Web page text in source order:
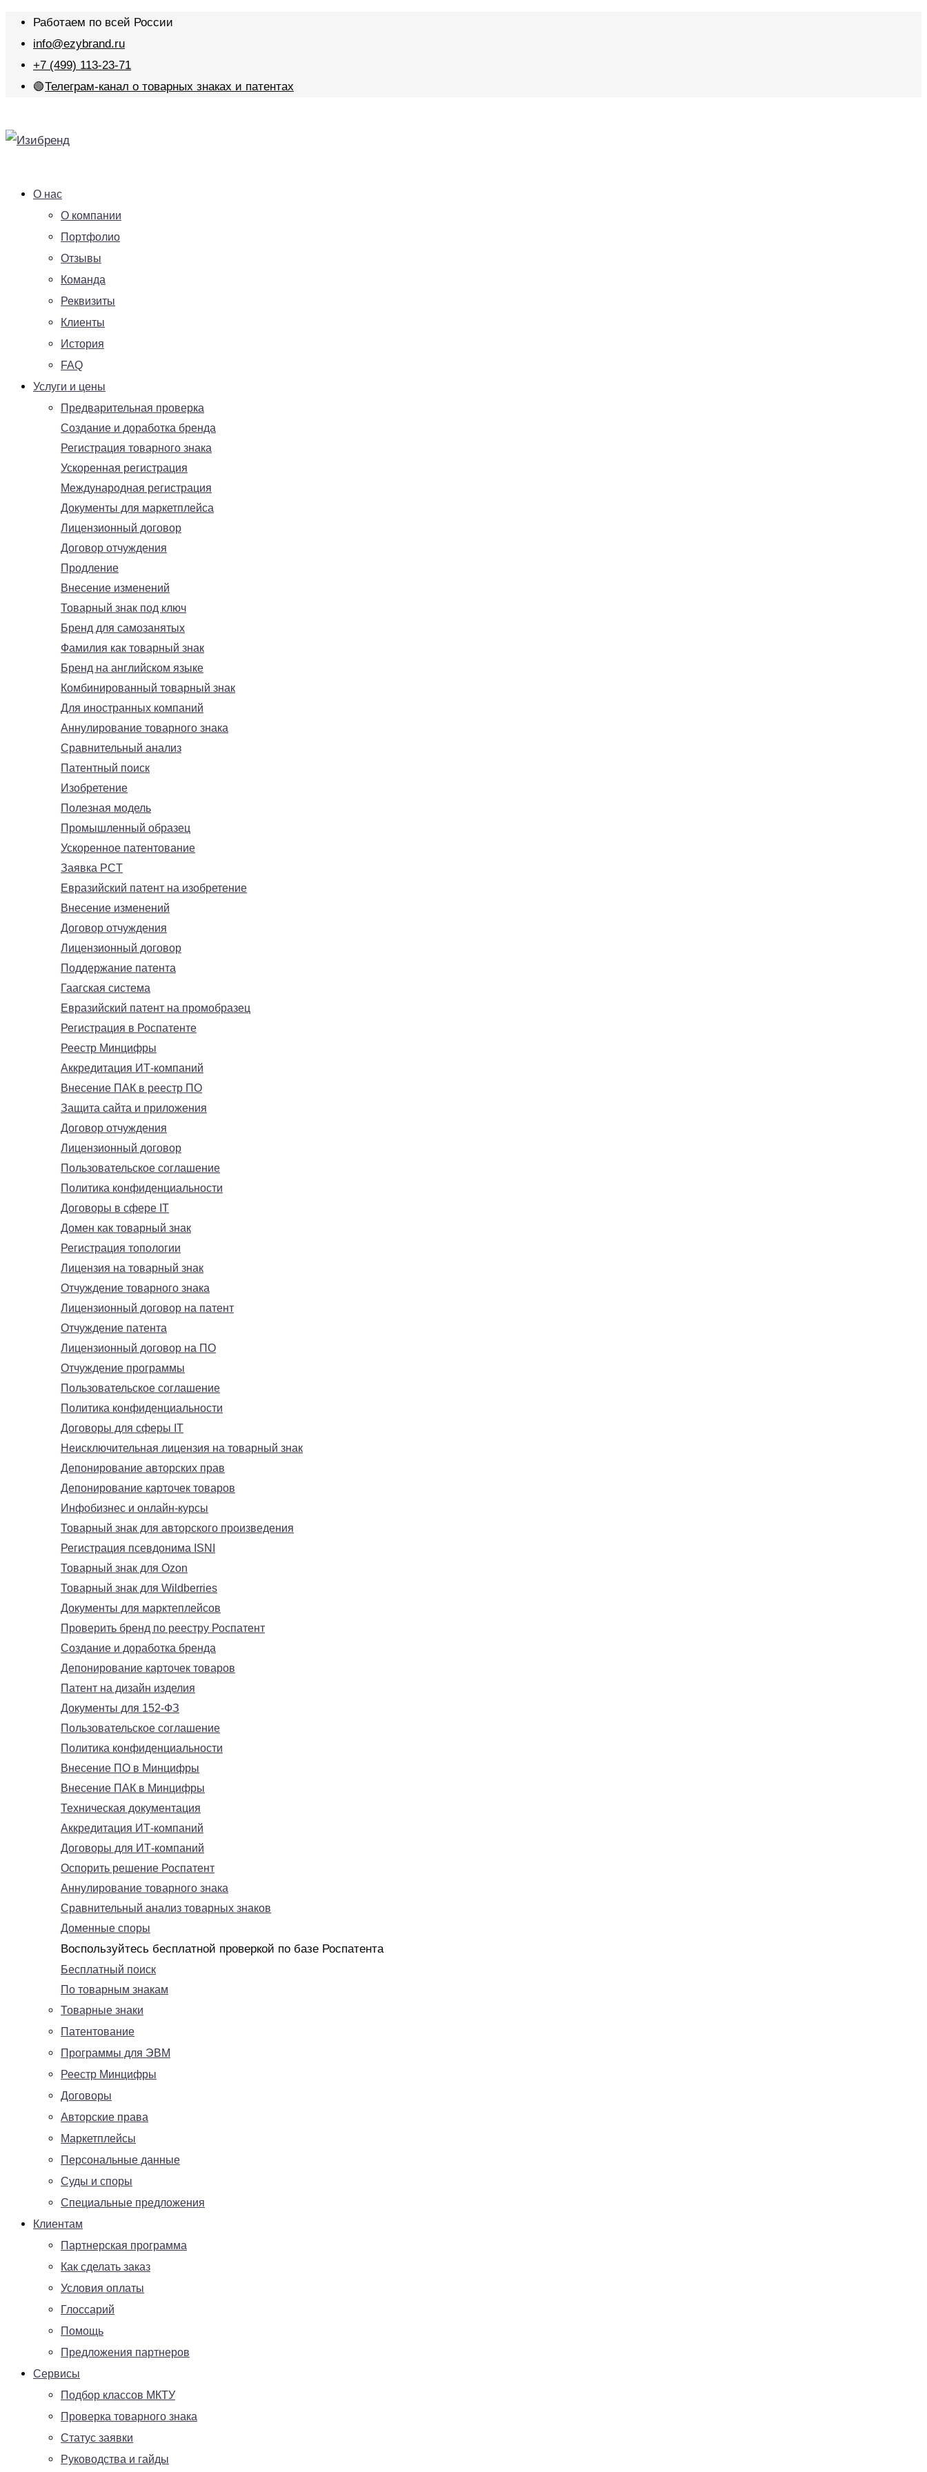
Работаем по всей России
info@ezybrand.ru
+7 (499) 113-23-71
🟢Телеграм-канал о товарных знаках и патентах
О нас
О компании
Портфолио
Отзывы
Команда
Реквизиты
Клиенты
История
FAQ
Услуги и цены
Предварительная проверка
Создание и доработка бренда
Регистрация товарного знака
Ускоренная регистрация
Международная регистрация
Документы для маркетплейса
Лицензионный договор
Договор отчуждения
Продление
Внесение изменений
Товарный знак под ключ
Бренд для самозанятых
Фамилия как товарный знак
Бренд на английском языке
Комбинированный товарный знак
Для иностранных компаний
Аннулирование товарного знака
Сравнительный анализ
Патентный поиск
Изобретение
Полезная модель
Промышленный образец
Ускоренное патентование
Заявка PCT
Евразийский патент на изобретение
Внесение изменений
Договор отчуждения
Лицензионный договор
Поддержание патента
Гаагская система
Евразийский патент на промобразец
Регистрация в Роспатенте
Реестр Минцифры
Аккредитация ИТ-компаний
Внесение ПАК в реестр ПО
Защита сайта и приложения
Договор отчуждения
Лицензионный договор
Пользовательское соглашение
Политика конфиденциальности
Договоры в сфере IT
Домен как товарный знак
Регистрация топологии
Лицензия на товарный знак
Отчуждение товарного знака
Лицензионный договор на патент
Отчуждение патента
Лицензионный договор на ПО
Отчуждение программы
Пользовательское соглашение
Политика конфиденциальности
Договоры для сферы IT
Неисключительная лицензия на товарный знак
Депонирование авторских прав
Депонирование карточек товаров
Инфобизнес и онлайн-курсы
Товарный знак для авторского произведения
Регистрация псевдонима ISNI
Товарный знак для Ozon
Товарный знак для Wildberries
Документы для марктеплейсов
Проверить бренд по реестру Роспатент
Создание и доработка бренда
Депонирование карточек товаров
Патент на дизайн изделия
Документы для 152-ФЗ
Пользовательское соглашение
Политика конфиденциальности
Внесение ПО в Минцифры
Внесение ПАК в Минцифры
Техническая документация
Аккредитация ИТ-компаний
Договоры для ИТ-компаний
Оспорить решение Роспатент
Аннулирование товарного знака
Сравнительный анализ товарных знаков
Доменные споры
Воспользуйтесь бесплатной проверкой по базе Роспатента
Бесплатный поиск
По товарным знакам
Товарные знаки
Патентование
Программы для ЭВМ
Реестр Минцифры
Договоры
Авторские права
Маркетплейсы
Персональные данные
Суды и споры
Специальные предложения
Клиентам
Партнерская программа
Как сделать заказ
Условия оплаты
Глоссарий
Помощь
Предложения партнеров
Сервисы
Подбор классов МКТУ
Проверка товарного знака
Статус заявки
Руководства и гайды